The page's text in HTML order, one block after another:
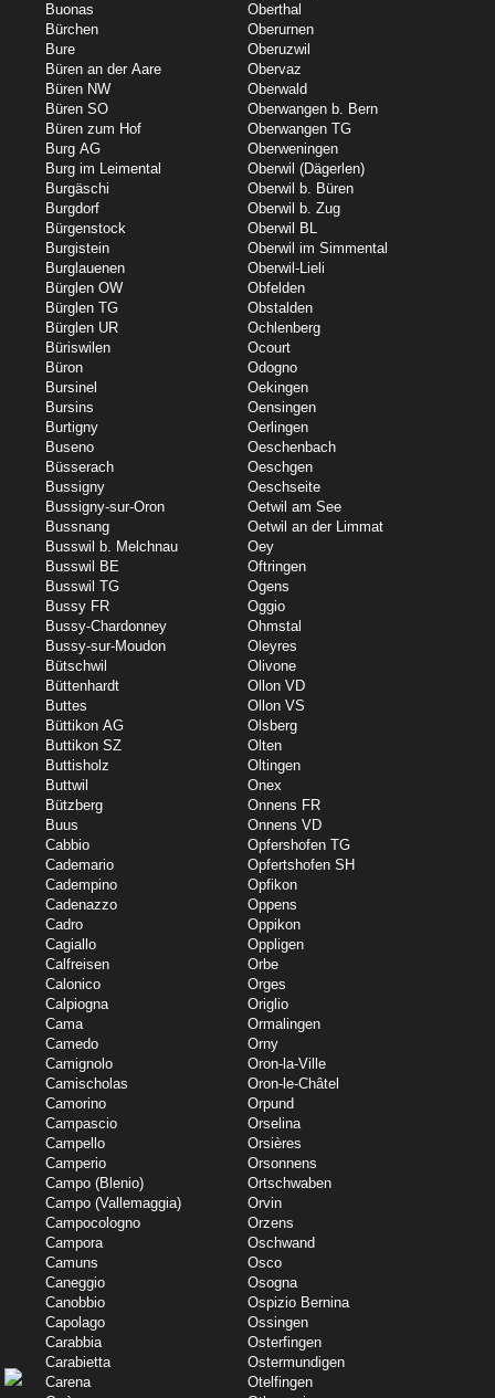
Buonas
Bürchen
Bure
Büren an der Aare
Büren NW
Büren SO
Büren zum Hof
Burg AG
Burg im Leimental
Burgäschi
Burgdorf
Bürgenstock
Burgistein
Burglauenen
Bürglen OW
Bürglen TG
Bürglen UR
Büriswilen
Büron
Bursinel
Bursins
Burtigny
Buseno
Büsserach
Bussigny
Bussigny-sur-Oron
Bussnang
Busswil b. Melchnau
Busswil BE
Busswil TG
Bussy FR
Bussy-Chardonney
Bussy-sur-Moudon
Bütschwil
Büttenhardt
Buttes
Büttikon AG
Buttikon SZ
Buttisholz
Buttwil
Bützberg
Buus
Cabbio
Cademario
Cadempino
Cadenazzo
Cadro
Cagiallo
Calfreisen
Calonico
Calpiogna
Cama
Camedo
Camignolo
Camischolas
Camorino
Campascio
Campello
Camperio
Campo (Blenio)
Campo (Vallemaggia)
Campocologno
Campora
Camuns
Caneggio
Canobbio
Capolago
Carabbia
Carabietta
Carena
Oberthal
Oberurnen
Oberuzwil
Obervaz
Oberwald
Oberwangen b. Bern
Oberwangen TG
Oberweningen
Oberwil (Dägerlen)
Oberwil b. Büren
Oberwil b. Zug
Oberwil BL
Oberwil im Simmental
Oberwil-Lieli
Obfelden
Obstalden
Ochlenberg
Ocourt
Odogno
Oekingen
Oensingen
Oerlingen
Oeschenbach
Oeschgen
Oeschseite
Oetwil am See
Oetwil an der Limmat
Oey
Oftringen
Ogens
Oggio
Ohmstal
Oleyres
Olivone
Ollon VD
Ollon VS
Olsberg
Olten
Oltingen
Onex
Onnens FR
Onnens VD
Opfershofen TG
Opfertshofen SH
Opfikon
Oppens
Oppikon
Oppligen
Orbe
Orges
Origlio
Ormalingen
Orny
Oron-la-Ville
Oron-le-Châtel
Orpund
Orselina
Orsières
Orsonnens
Ortschwaben
Orvin
Orzens
Oschwand
Osco
Osogna
Ospizio Bernina
Ossingen
Osterfingen
Ostermundigen
Otelfingen